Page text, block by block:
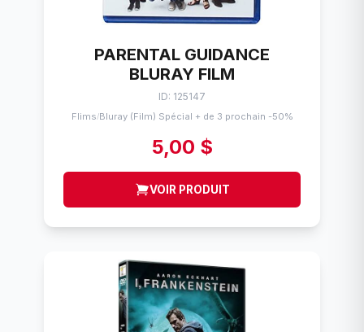
PARENTAL GUIDANCE
BLURAY FILM
ID: 125147
Flims/Bluray (Film) Spécial + de 3 prochain -50%
5,00 $
VOIR PRODUIT